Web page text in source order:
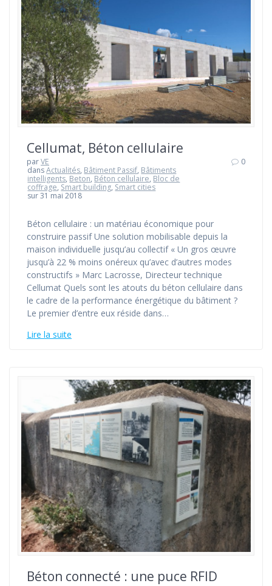
Cellumat, Béton cellulaire
parVE
dansActualités, Bâtiment Passif, Bâtiments
intelligents, Beton, Béton cellulaire, Bloc de
coffrage, Smart building, Smart cities
sur 31 mai 2018
0
Béton cellulaire : un matériau économique pour
construire passif Une solution mobilisable depuis la
maison individuelle jusqu’au collectif « Un gros œuvre
jusqu’à 22 % moins onéreux qu’avec d’autres modes
constructifs » Marc Lacrosse, Directeur technique
Cellumat Quels sont les atouts du béton cellulaire dans
le cadre de la performance énergétique du bâtiment ?
Le premier d’entre eux réside dans…
Lire la suite
Béton connecté : une puce RFID